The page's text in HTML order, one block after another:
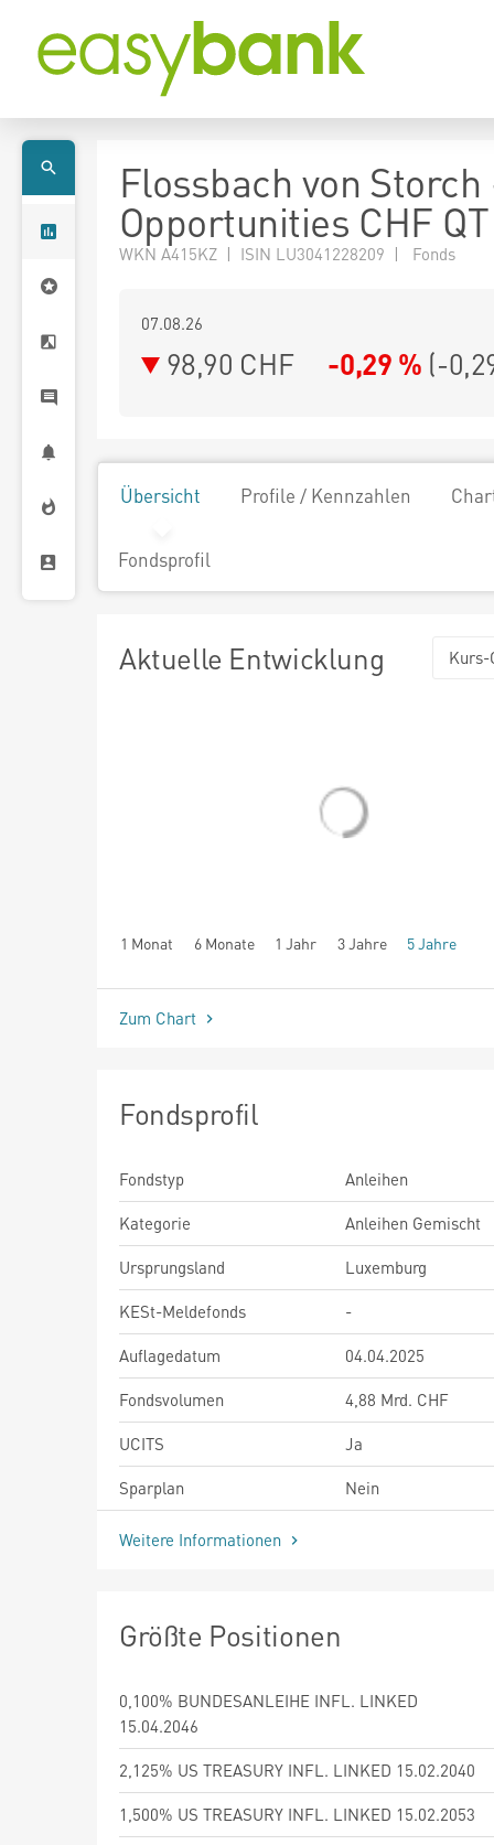
Flossbach von
Opportunities CHF QT
WKN A415KZ | ISIN LU3041228209 | Fonds
07.08.26
98,90 CHF -0,29 % (-
Übersicht Profile / Kennzahlen
Fondsprofil
Aktuelle Entwicklung Kurs-
1 Monat 6 Monate 1 Jahr 3 Jahre 5 Jahre
seit Beginn
Zum Chart
Fondsprofil
Fondstyp
Anleihen
Kategorie
Anleihen Gemischt
Ursprungsland
Luxemburg
KESt-Meldefonds
-
Auflagedatum
04.04.2025
Fondsvolumen
4,88 Mrd. CHF
UCITS
Ja
Sparplan
Nein
Weitere Informationen
Größte Positionen
0,100% BUNDESANLEIHE INFL. LINKED
15.04.2046
2,125% US TREASURY INFL. LINKED 15.02.2040
1,500% US TREASURY INFL. LINKED 15.02.2053